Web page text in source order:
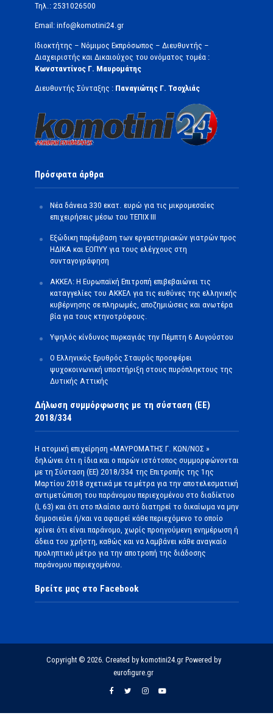
Τηλ.: 2531026500
Email: info@komotini24.gr
Ιδιοκτήτης – Νόμιμος Εκπρόσωπος – Διευθυντής –
Διαχειριστής και Δικαιούχος του ονόματος τομέα :
Κωνσταντίνος Γ. Μαυρομάτης
Διευθυντής Σύνταξης : Παναγιώτης Γ. Τσοχλιάς
Πρόσφατα άρθρα
Νέα δάνεια 330 εκατ. ευρώ για τις μικρομεσαίες
επιχειρήσεις μέσω του ΤΕΠΙΧ ΙΙΙ
Εξώδικη παρέμβαση των εργαστηριακών γιατρών προς
ΗΔΙΚΑ και ΕΟΠΥΥ για τους ελέγχους στη
συνταγογράφηση
ΑΚΚΕΛ: Η Ευρωπαϊκή Επιτροπή επιβεβαιώνει τις
καταγγελίες του ΑΚΚΕΛ για τις ευθύνες της ελληνικής
κυβέρνησης σε πληρωμές, αποζημιώσεις και ανωτέρα
βία για τους κτηνοτρόφους.
Υψηλός κίνδυνος πυρκαγιάς την Πέμπτη 6 Αυγούστου
Ο Ελληνικός Ερυθρός Σταυρός προσφέρει
ψυχοκοινωνική υποστήριξη στους πυρόπληκτους της
Δυτικής Αττικής
Δήλωση συμμόρφωσης με τη σύσταση (ΕΕ)
2018/334
Η ατομική επιχείρηση «ΜΑΥΡΟΜΑΤΗΣ Γ. ΚΩΝ/ΝΟΣ »
δηλώνει ότι η ίδια και ο παρών ιστότοπος συμμορφώνονται
με τη Σύσταση (ΕΕ) 2018/334 της Επιτροπής της 1ης
Μαρτίου 2018 σχετικά με τα μέτρα για την αποτελεσματική
αντιμετώπιση του παράνομου περιεχομένου στο διαδίκτυο
(L 63) και ότι στο πλαίσιο αυτό διατηρεί το δικαίωμα να μην
δημοσιεύει ή/και να αφαιρεί κάθε περιεχόμενο το οποίο
κρίνει ότι είναι παράνομο, χωρίς προηγούμενη ενημέρωση ή
άδεια του χρήστη, καθώς και να λαμβάνει κάθε αναγκαίο
προληπτικό μέτρο για την αποτροπή της διάδοσης
παράνομου περιεχομένου.
Βρείτε μας στο Facebook
Copyright © 2026. Created by komotini24.gr Powered by
eurofigure.gr